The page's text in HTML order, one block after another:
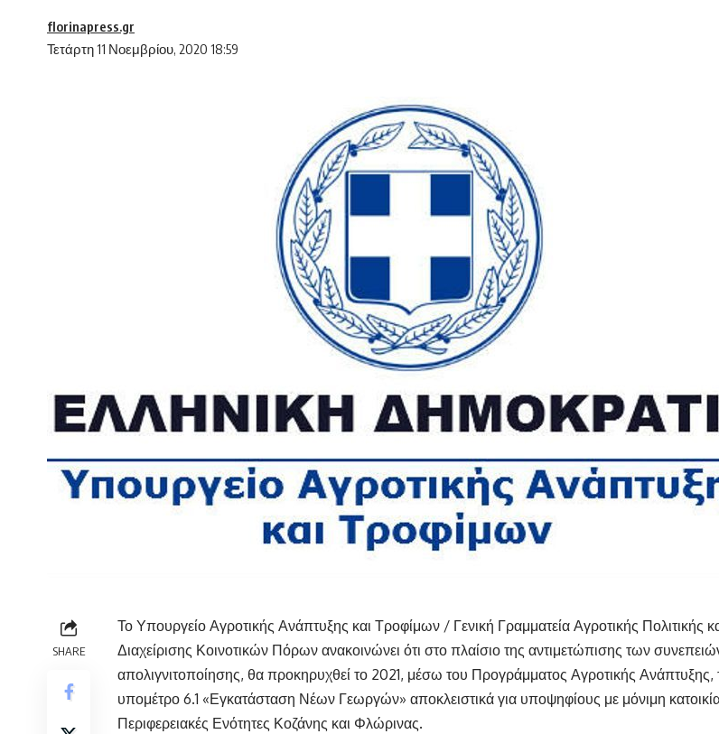
Τετάρτη 11 Νοεμβρίου, 2020 18:59
florinapress.gr
SHARE
Το Υπουργείο Αγροτικής Ανάπτυξης και Τροφίμων / Γενική Γραμματεία Αγροτικής Πολιτικής
Διαχείρισης Κοινοτικών Πόρων ανακοινώνει ότι στο πλαίσιο της αντιμετώπισης των
απολιγνιτοποίησης, θα προκηρυχθεί το 2021, μέσω του Προγράμματος Αγροτικής Ανάπτυξης,
υπομέτρο 6.1 «Εγκατάσταση Νέων Γεωργών» αποκλειστικά για υποψηφίους με μόνιμη κατοικία
Περιφερειακές Ενότητες Κοζάνης και Φλώρινας.